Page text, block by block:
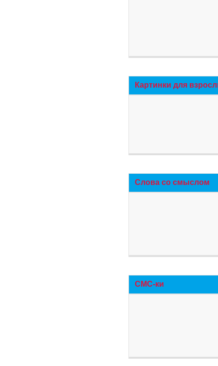
Картинки для
Слова со смыслом
СМС-ки